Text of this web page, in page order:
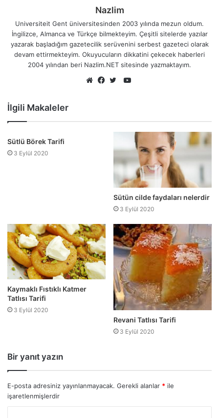
Nazlim
Universiteit Gent üniversitesinden 2003 yılında mezun oldum.
İngilizce, Almanca ve Türkçe bilmekteyim. Çeşitli sitelerde yazılar
yazarak başladığım gazetecilik serüvenini serbest gazeteci olarak
devam ettirmekteyim. Okuyucuların dikkatini çekecek haberleri
2004 yılından beri Nazlim.NET sitesinde yazmaktayım.
YouTube
İlgili Makaleler
Sütlü Börek Tarifi
3 Eylül 2020
Sütün cilde faydaları nelerdir
3 Eylül 2020
Kaymaklı Fıstıklı Katmer
Tatlısı Tarifi
3 Eylül 2020
Revani Tatlısı Tarifi
3 Eylül 2020
Bir yanıt yazın
E-posta adresiniz yayınlanmayacak. Gerekli alanlar * ile
işaretlenmişlerdir